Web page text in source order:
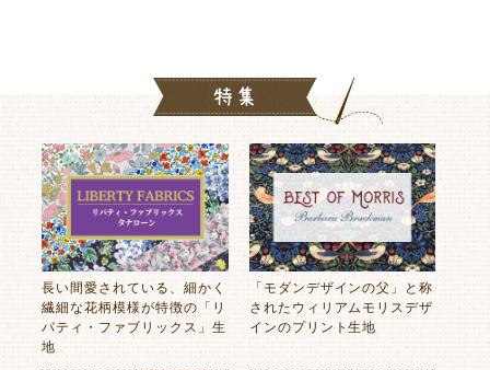
長い間愛されている、細かく
繊細な花柄模様が特徴の「リ
バティ・ファブリックス」生
地
「モダンデザインの父」と称
されたウィリアムモリスデザ
インのプリント生地